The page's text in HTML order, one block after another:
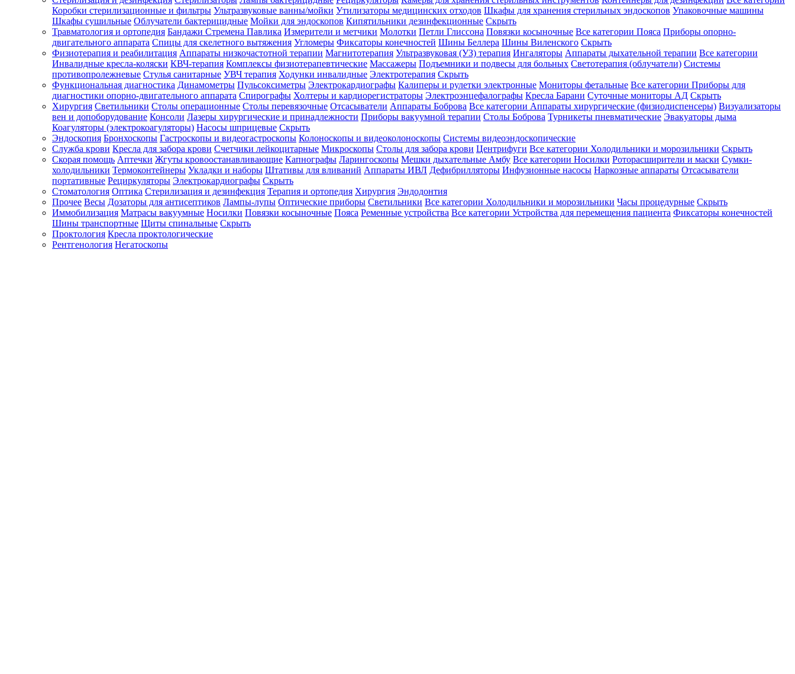
Зарегистрироваться
Зачем
регистрироваться?
Все
покупки
в
одном
месте
Личный
менеджер
Отслеживание
статуса
заказа
Коробки стерилизационные и фильтры Ультразвуковые ванны/мойки Утилизаторы медицинских отходов Шкафы для хранения стерильных эндоскопов Упаковочные машины
Шкафы сушильные Облучатели бактерицидные Мойки для эндоскопов Кипятильники дезинфекционные Скрыть
Травматология и ортопедия Бандажи Стремена Павлика Измерители и метчики Молотки Петли Глиссона Повязки косыночные Все категории Пояса Приборы опорно-
двигательного аппарата Спицы для скелетного вытяжения Угломеры Фиксаторы конечностей Шины Беллера Шины Виленского Скрыть
Физиотерапия и реабилитация Аппараты низкочастотной терапии Магнитотерапия Ультразвуковая (УЗ) терапия Ингаляторы Аппараты дыхательной терапии Все категории
Инвалидные кресла-коляски КВЧ-терапия Комплексы физиотерапевтические Массажеры Подъемники и подвесы для больных Светотерапия (облучатели) Системы
противопролежневые Стулья санитарные УВЧ терапия Ходунки инвалидные Электротерапия Скрыть
Функциональная диагностика Динамометры Пульсоксиметры Электрокардиографы Калиперы и рулетки электронные Мониторы фетальные Все категории Приборы для
диагностики опорно-двигательного аппарата Спирографы Холтеры и кардиорегистраторы Электроэнцефалографы Кресла Барани Суточные мониторы АД Скрыть
Хирургия Светильники Столы операционные Столы перевязочные Отсасыватели Аппараты Боброва Все категории Аппараты хирургические (физиодиспенсеры) Визуализаторы
вен и допоборудование Консоли Лазеры хирургические и принадлежности Приборы вакуумной терапии Столы Боброва Турникеты пневматические Эвакуаторы дыма
Коагуляторы (электрокоагуляторы) Насосы шприцевые Скрыть
Эндоскопия Бронхоскопы Гастроскопы и видеогастроскопы Колоноскопы и видеоколоноскопы Системы видеоэндоскопические
Служба крови Кресла для забора крови Счетчики лейкоцитарные Микроскопы Столы для забора крови Центрифуги Все категории Холодильники и морозильники Скрыть
Скорая помощь Аптечки Жгуты кровоостанавливающие Капнографы Ларингоскопы Мешки дыхательные Амбу Все категории Носилки Роторасширители и маски Сумки-
холодильники Термоконтейнеры Укладки и наборы Штативы для вливаний Аппараты ИВЛ Дефибрилляторы Инфузионные насосы Наркозные аппараты Отсасыватели
портативные Рециркуляторы Электрокардиографы Скрыть
Стоматология Оптика Стерилизация и дезинфекция Терапия и ортопедия Хирургия Эндодонтия
Прочее Весы Дозаторы для антисептиков Лампы-лупы Оптические приборы Светильники Все категории Холодильники и морозильники Часы процедурные Скрыть
Иммобилизация Матрасы вакуумные Носилки Повязки косыночные Пояса Ременные устройства Все категории Устройства для перемещения пациента Фиксаторы конечностей
Шины транспортные Щиты спинальные Скрыть
Проктология Кресла проктологические
Рентгенология Негатоскопы